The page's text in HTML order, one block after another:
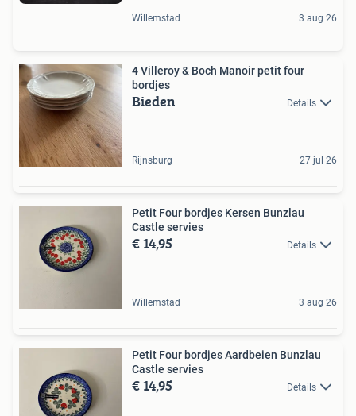
Willemstad 3 aug 26
4 Villeroy & Boch Manoir petit four
bordjes
Bieden Details
Rijnsburg 27 jul 26
Petit Four bordjes Kersen Bunzlau
Castle servies
€ 14,95 Details
Willemstad 3 aug 26
Petit Four bordjes Aardbeien Bunzlau
Castle servies
€ 14,95 Details